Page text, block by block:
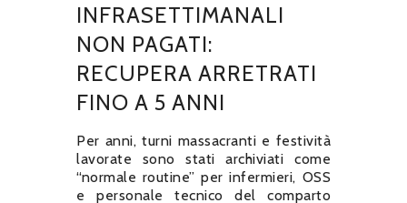
INFRASETTIMANALI
NON PAGATI:
RECUPERA ARRETRATI
FINO A 5 ANNI
Per anni, turni massacranti e festività
lavorate sono stati archiviati come
“normale routine” per infermieri, OSS
e personale tecnico del comparto